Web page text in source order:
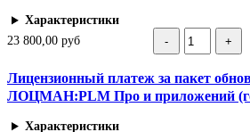
Характеристики
23 800,00 руб
Лицензионный платеж за пакет
ЛОЦМАН:PLM Про и приложений
Характеристики